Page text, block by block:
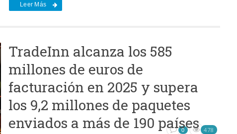
Leer Más
TradeInn alcanza los 585
millones de euros de
facturación en 2025 y supera
los 9,2 millones de paquetes
enviados a más de 190 países
0 478